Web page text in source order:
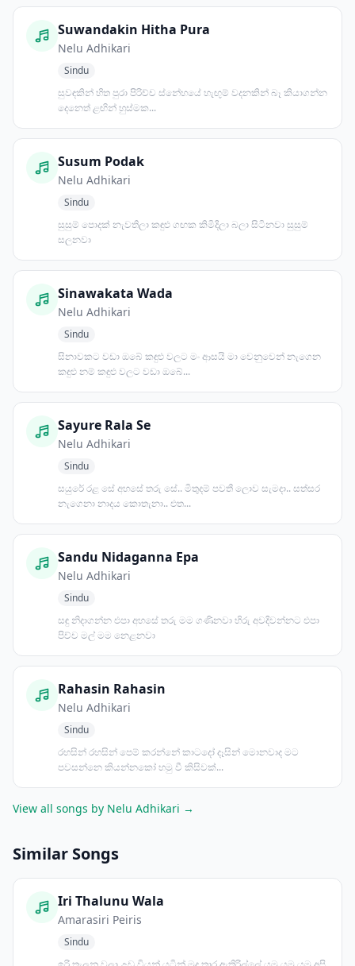
Suwandakin Hitha Pura
Nelu Adhikari
Sindu
සුවඳකින් හිත පුරා පිරිච්ච ස්නේහයේ හැඟුම් වදනකින් බෑ කියාගන්න
දෙනෙත් ළඟින් හුස්මක...
Susum Podak
Nelu Adhikari
Sindu
සුසුම් පොදක් නැවතිලා කඳුළු ගඟක කිමිදිලා බලා සිටිනවා සුසුම්
සලනවා
Sinawakata Wada
Nelu Adhikari
Sindu
සිනාවකට වඩා ඔබේ කඳුළු වලට මං ආසයි මා වෙනුවෙන් නැගෙන
කඳුළු නම් කඳුළු වලට වඩා ඔබේ...
Sayure Rala Se
Nelu Adhikari
Sindu
සයුරේ රළ සේ අහසේ තරු සේ.. මිතුදම් පවතී ලොව සැමදා.. සත්සර
නැගෙනා නාදය කොතැනා.. එත...
Sandu Nidaganna Epa
Nelu Adhikari
Sindu
සඳු නිදාගන්න එපා අහසේ තරු මම ගණිනවා හිරු අවදිවන්නට එපා
පිච්ච මල් මම නෙළනවා
Rahasin Rahasin
Nelu Adhikari
Sindu
රහසින් රහසින් පෙම් කරන්නේ කාටදෝ දෑසින් මොනවාද මට
පවසන්නෙ කියන්නකෝ හමු වී කිසිවක්...
View all songs by Nelu Adhikari →
Similar Songs
Iri Thalunu Wala
Amarasiri Peiris
Sindu